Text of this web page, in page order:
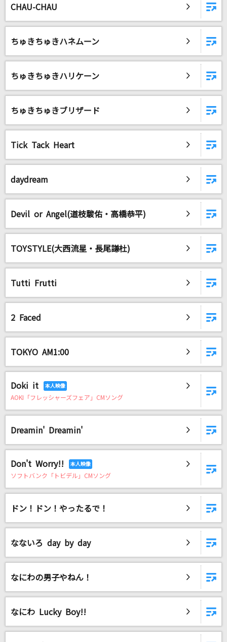
CHAU-CHAU
ちゅきちゅきハネムーン
ちゅきちゅきハリケーン
ちゅきちゅきブリザード
Tick Tack Heart
daydream
Devil or Angel(道枝駿佑・高橋恭平)
TOYSTYLE(大西流星・長尾謙杜)
Tutti Frutti
2 Faced
TOKYO AM1:00
Doki it
AOKI「フレッシャーズフェア」CMソング
Dreamin' Dreamin'
Don't Worry!!
ソフトバンク「トビデル」CMソング
ドン！ドン！やったるで！
なないろ day by day
なにわの男子やねん！
なにわ Lucky Boy!!